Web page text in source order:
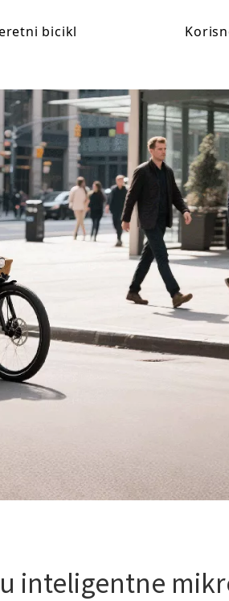
bicikl
inteligentne